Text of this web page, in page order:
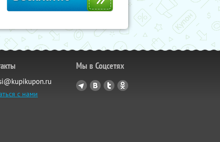
с нами
Мы в Соцсетях